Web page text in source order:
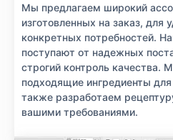
Мы предлагаем широкий
изготовленных на заказ, для
конкретных потребностей.
поступают от надежных
строгий контроль
подходящие ингредиенты
также разработаем
вашими требованиями.